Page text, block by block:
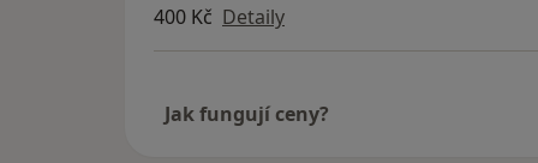
400 Kč Detaily
Jak fungují ceny?